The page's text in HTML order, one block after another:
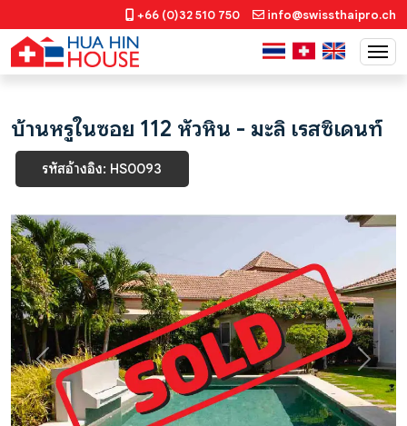
+66 (0)32 510 750 info@swissthaipro.ch
บ้านหรูในซอย 112 หัวหิน - มะลิ เรสซิเดนท์
รหัสอ้างอิง: HS0093
Previous Next